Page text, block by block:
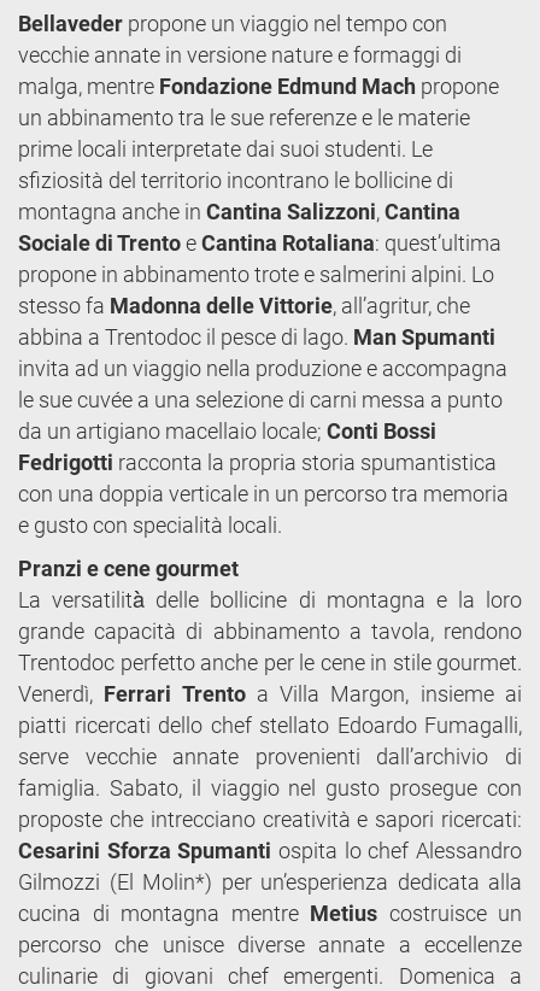
Bellaveder propone un viaggio nel tempo con
vecchie annate in versione nature e formaggi di
malga, mentre Fondazione Edmund Mach propone
un abbinamento tra le sue referenze e le materie
prime locali interpretate dai suoi studenti. Le
sfiziosità del territorio incontrano le bollicine di
montagna anche in Cantina Salizzoni,Cantina
Sociale di TrentoeCantina Rotaliana: quest’ultima
propone in abbinamento trote e salmerini alpini. Lo
stesso fa Madonna delle Vittorie, all’agritur, che
abbina a Trentodoc il pesce di lago. Man Spumanti
invita ad un viaggio nella produzione e accompagna
le sue cuvée a una selezione di carni messa a punto
da un artigiano macellaio locale; Conti Bossi
Fedrigotti racconta la propria storia spumantistica
con una doppia verticale in un percorso tra memoria
e gusto con specialità locali.
Pranzi e cene gourmet
La versatilità̀ delle bollicine di montagna e la loro
grande capacità di abbinamento a tavola, rendono
Trentodoc perfetto anche per le cene in stile gourmet.
Venerdì, Ferrari Trentoa Villa Margon, insieme ai
piatti ricercati dello chef stellato Edoardo Fumagalli,
serve vecchie annate provenienti dall’archivio di
famiglia. Sabato, il viaggio nel gusto prosegue con
proposte che intrecciano creatività e sapori ricercati:
Cesarini Sforza Spumanti ospita lo chef Alessandro
Gilmozzi (El Molin*) per un’esperienza dedicata alla
cucina di montagna mentre Metius costruisce un
percorso che unisce diverse annate a eccellenze
culinarie di giovani chef emergenti. Domenica a